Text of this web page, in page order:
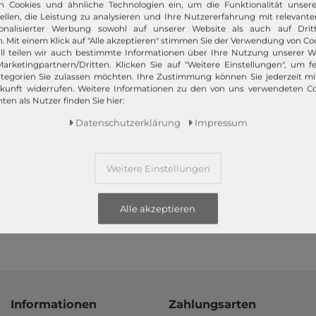
nur das Beste! Ausgewählte Marken, wie TOMMY HILFIGER,
Campomaggi oder LIEBESKIND BERLIN.
Premiumversand.
Informationen Zahlungsarten
Cookies und ähnliche Technologien ein, um die Funktionalität
die Leistung zu analysieren und Ihre Nutzererfahrung mit
Werbung sowohl auf unserer Website als auch auf
Mit einem Klick auf "Alle akzeptieren" stimmen Sie der Verwendung von
teilen wir auch bestimmte Informationen über Ihre Nutzung unserer
Dritten. Klicken Sie auf "Weitere Einstellungen", um
Sie zulassen möchten. Ihre Zustimmung können Sie jederzeit
widerrufen. Weitere Informationen zu den von uns verwendeten
als Nutzer finden Sie hier:
Daten­schutz­erklärung Impressum
Weitere Einstellungen
Alle akzeptieren